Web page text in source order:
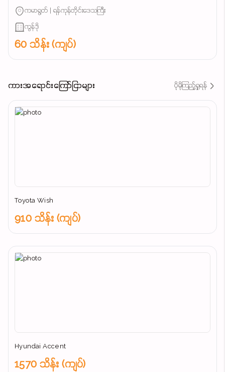
ကမာရွတ် | ရန်ကုန်တိုင်းဒေသကြီး
ကွန်ဒို
60 သိန်း (ကျပ်)
ကားအရောင်းကြော်ငြာများ ပိုမိုကြည့်ရှုရန်
Toyota Wish
910 သိန်း (ကျပ်)
Hyundai Accent
1570 သိန်း (ကျပ်)